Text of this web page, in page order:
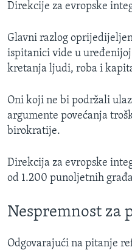
Direkcije za evropske
Glavni razlog
ispitanici vide u
kretanja ljudi, roba i
Oni koji ne bi podržali
argumente povećanja
birokratije.
Direkcija za evropske
od 1.200 punoljetnih
Nespremnost za
Odgovarajući na pitanje